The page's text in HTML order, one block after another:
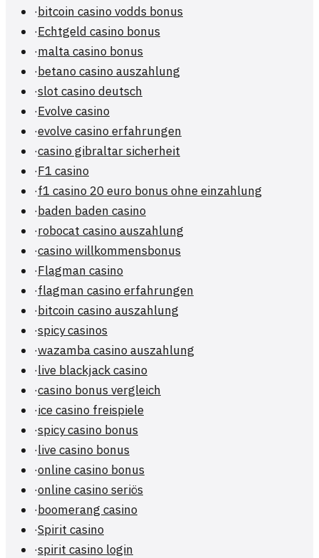
·bitcoin casino vodds bonus
·Echtgeld casino bonus
·malta casino bonus
·betano casino auszahlung
·slot casino deutsch
·Evolve casino
·evolve casino erfahrungen
·casino gibraltar sicherheit
·F1 casino
·f1 casino 20 euro bonus ohne einzahlung
·baden baden casino
·robocat casino auszahlung
·casino willkommensbonus
·Flagman casino
·flagman casino erfahrungen
·bitcoin casino auszahlung
·spicy casinos
·wazamba casino auszahlung
·live blackjack casino
·casino bonus vergleich
·ice casino freispiele
·spicy casino bonus
·live casino bonus
·online casino bonus
·online casino seriös
·boomerang casino
·Spirit casino
·spirit casino login